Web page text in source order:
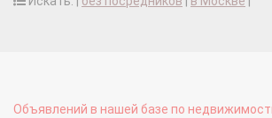
Объявлений в нашей базе по